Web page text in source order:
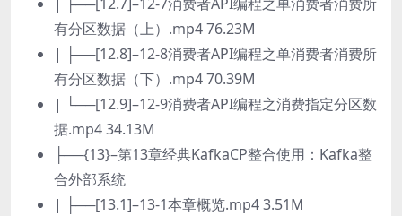
有分区数据（上）.mp4 76.23M
| ├──[12.8]–12-8消费者API编程之单消费者消费所
有分区数据（下）.mp4 70.39M
| └──[12.9]–12-9消费者API编程之消费指定分区数
据.mp4 34.13M
├──{13}–第13章经典KafkaCP整合使用：Kafka整
合外部系统
| ├──[13.1]–13-1本章概览.mp4 3.51M